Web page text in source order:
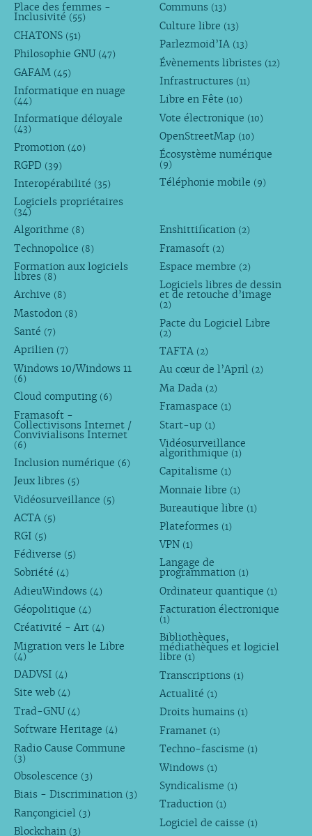
Place des femmes -
Inclusivité (55)
CHATONS (51)
Philosophie GNU (47)
GAFAM (45)
Informatique en nuage
(44)
Informatique déloyale
(43)
Promotion (40)
RGPD (39)
Interopérabilité (35)
Logiciels propriétaires
(34)
Communs (13)
Culture libre (13)
Parlezmoid’IA (13)
Évènements libristes (12)
Infrastructures (11)
Libre en Fête (10)
Vote électronique (10)
OpenStreetMap (10)
Écosystème numérique
(9)
Téléphonie mobile (9)
Algorithme (8)
Technopolice (8)
Formation aux logiciels
libres (8)
Archive (8)
Mastodon (8)
Santé (7)
Aprilien (7)
Windows 10/Windows 11
(6)
Cloud computing (6)
Framasoft -
Collectivisons Internet /
Convivialisons Internet
(6)
Inclusion numérique (6)
Jeux libres (5)
Vidéosurveillance (5)
ACTA (5)
RGI (5)
Fédiverse (5)
Sobriété (4)
AdieuWindows (4)
Géopolitique (4)
Créativité - Art (4)
Migration vers le Libre
(4)
DADVSI (4)
Site web (4)
Trad-GNU (4)
Software Heritage (4)
Radio Cause Commune
(3)
Obsolescence (3)
Biais - Discrimination (3)
Rançongiciel (3)
Blockchain (3)
Enshittification (2)
Framasoft (2)
Espace membre (2)
Logiciels libres de dessin
et de retouche d’image
(2)
Pacte du Logiciel Libre
(2)
TAFTA (2)
Au cœur de l’April (2)
Ma Dada (2)
Framaspace (1)
Start-up (1)
Vidéosurveillance
algorithmique (1)
Capitalisme (1)
Monnaie libre (1)
Bureautique libre (1)
Plateformes (1)
VPN (1)
Langage de
programmation (1)
Ordinateur quantique (1)
Facturation électronique
(1)
Bibliothèques,
médiathèques et logiciel
libre (1)
Transcriptions (1)
Actualité (1)
Droits humains (1)
Framanet (1)
Techno-fascisme (1)
Windows (1)
Syndicalisme (1)
Traduction (1)
Logiciel de caisse (1)